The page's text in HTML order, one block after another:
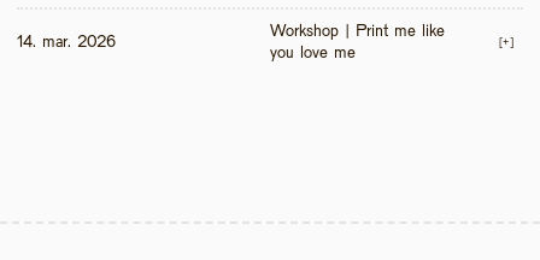
14. mar. 2026
Workshop | Print me like
you love me
[+]